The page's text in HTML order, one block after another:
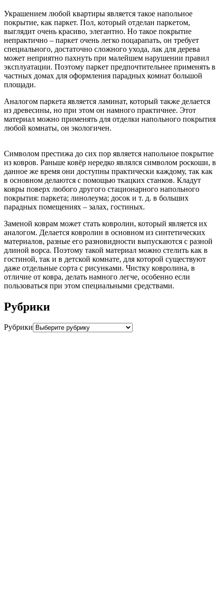
Украшением любой квартиры является такое напольное
покрытие, как паркет. Пол, который отделан паркетом,
выглядит очень красиво, элегантно. Но такое покрытие
непрактично – паркет очень легко поцарапать, он требует
специального, достаточно сложного ухода, лак для дерева
может неприятно пахнуть при малейшем нарушении правил
эксплуатации. Поэтому паркет предпочтительнее применять в
частных домах для оформления парадных комнат большой
площади.
Аналогом паркета является ламинат, который также делается
из древесины, но при этом он намного практичнее. Этот
материал можно применять для отделки напольного покрытия
любой комнаты, он экологичен.
Символом престижа до сих пор является напольное покрытие
из ковров. Раньше ковёр нередко являлся символом роскоши, в
данное же время они доступны практически каждому, так как
в основном делаются с помощью ткацких станков. Кладут
ковры поверх любого другого стационарного напольного
покрытия: паркета; линолеума; досок и т. д. в больших
парадных помещениях – залах, гостиных.
Заменой коврам может стать ковролин, который является их
аналогом. Делается ковролин в основном из синтетических
материалов, разные его разновидности выпускаются с разной
длиной ворса. Поэтому такой материал можно стелить как в
гостиной, так и в детской комнате, для которой существуют
даже отдельные сорта с рисунками. Чистку ковролина, в
отличие от ковра, делать намного легче, особенно если
пользоваться при этом специальными средствами.
Рубрики
Рубрики